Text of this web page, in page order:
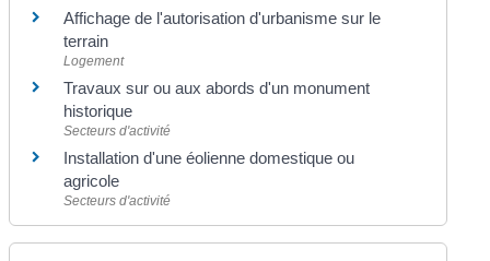
Affichage de l'autorisation d'urbanisme sur le
terrain
Logement
Travaux sur ou aux abords d'un monument
historique
Secteurs d'activité
Installation d'une éolienne domestique ou
agricole
Secteurs d'activité